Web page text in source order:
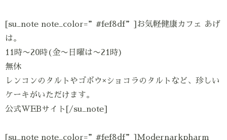
[su_note note_color=”#fef8df”]お気軽健康カフェ あげ
は。
11時〜20時(金〜日曜は〜21時)
無休
レンコンのタルトやゴボウ×ショコラのタルトなど、珍しい
ケーキがいただけます。
公式WEBサイト[/su_note]
[su_note note_color=”#fef8df”]Modernarkpharm